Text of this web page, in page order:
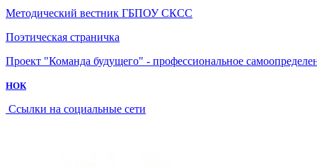
Методический вестник ГБПОУ СКСС
Поэтическая страничка
Проект "Команда будущего" - профессиональное
НОК
Ссылки на социальные сети